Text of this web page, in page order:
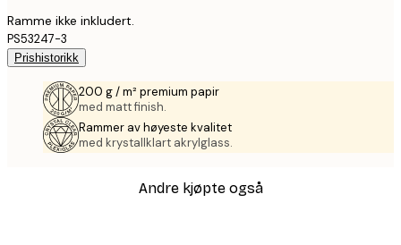
Ramme ikke inkludert.
PS53247-3
Prishistorikk
200 g / m² premium papir
med matt finish.
Rammer av høyeste kvalitet
med krystallklart akrylglass.
Andre kjøpte også